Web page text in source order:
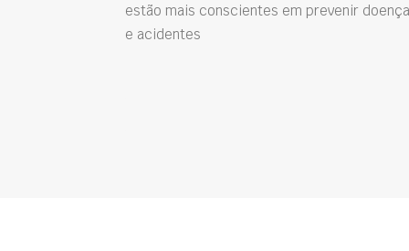
estão mais conscientes em prevenir
e acidentes